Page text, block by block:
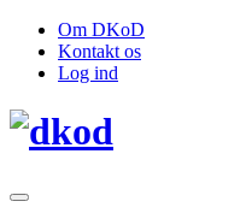
Om DKoD
Kontakt os
Log ind